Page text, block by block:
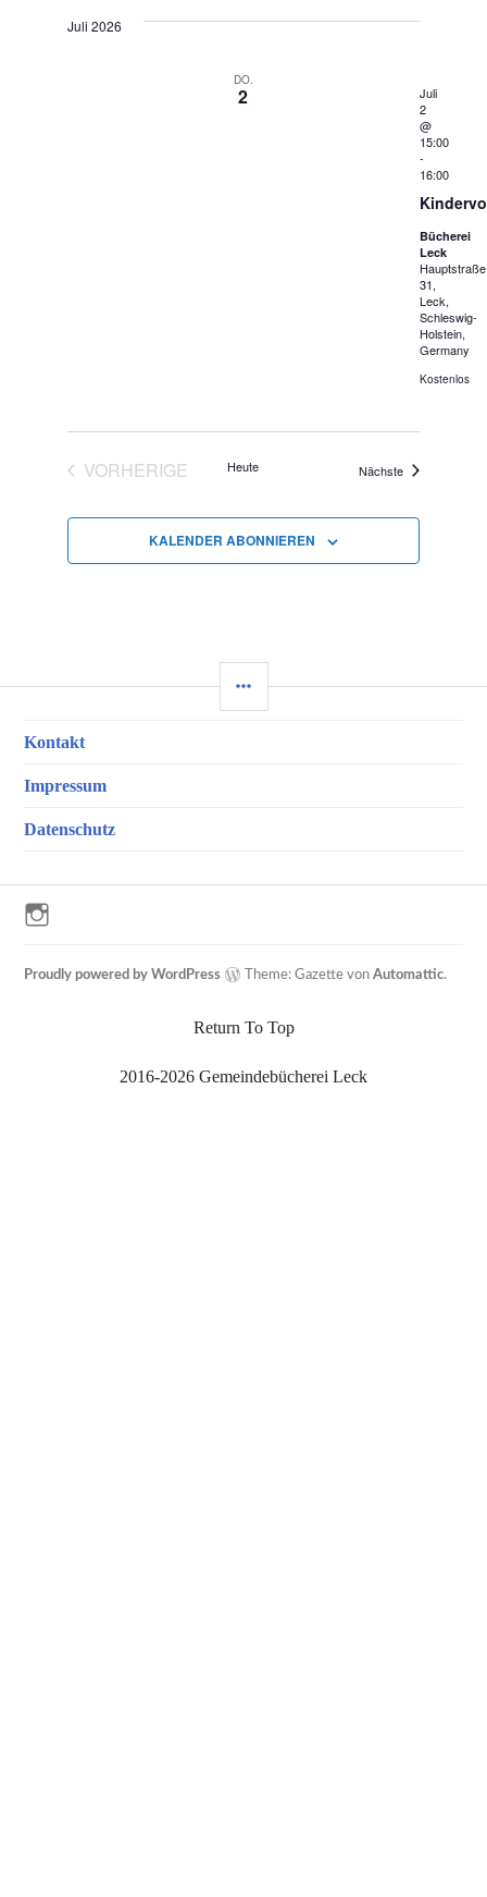
Juli 2026
DO.
2
Juli
2
@
15:00
-
16:00
Bücherei
Leck
Hauptstraße
31,
Leck,
Schleswig-
Holstein,
Germany
Kostenlos
VORHERIGE
Heute NächsteVeranstaltungen
KALENDER ABONNIEREN
Kontakt
Impressum
Datenschutz
Proudly powered by WordPress Theme: Gazette vonAutomattic.
Return To Top
2016-2026 Gemeindebücherei Leck